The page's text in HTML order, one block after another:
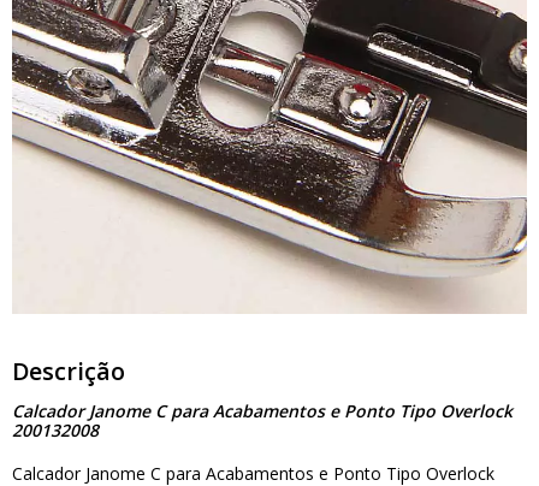
Descrição
Calcador Janome C para Acabamentos e Ponto Tipo Overlock
200132008
Calcador Janome C para Acabamentos e Ponto Tipo Overlock